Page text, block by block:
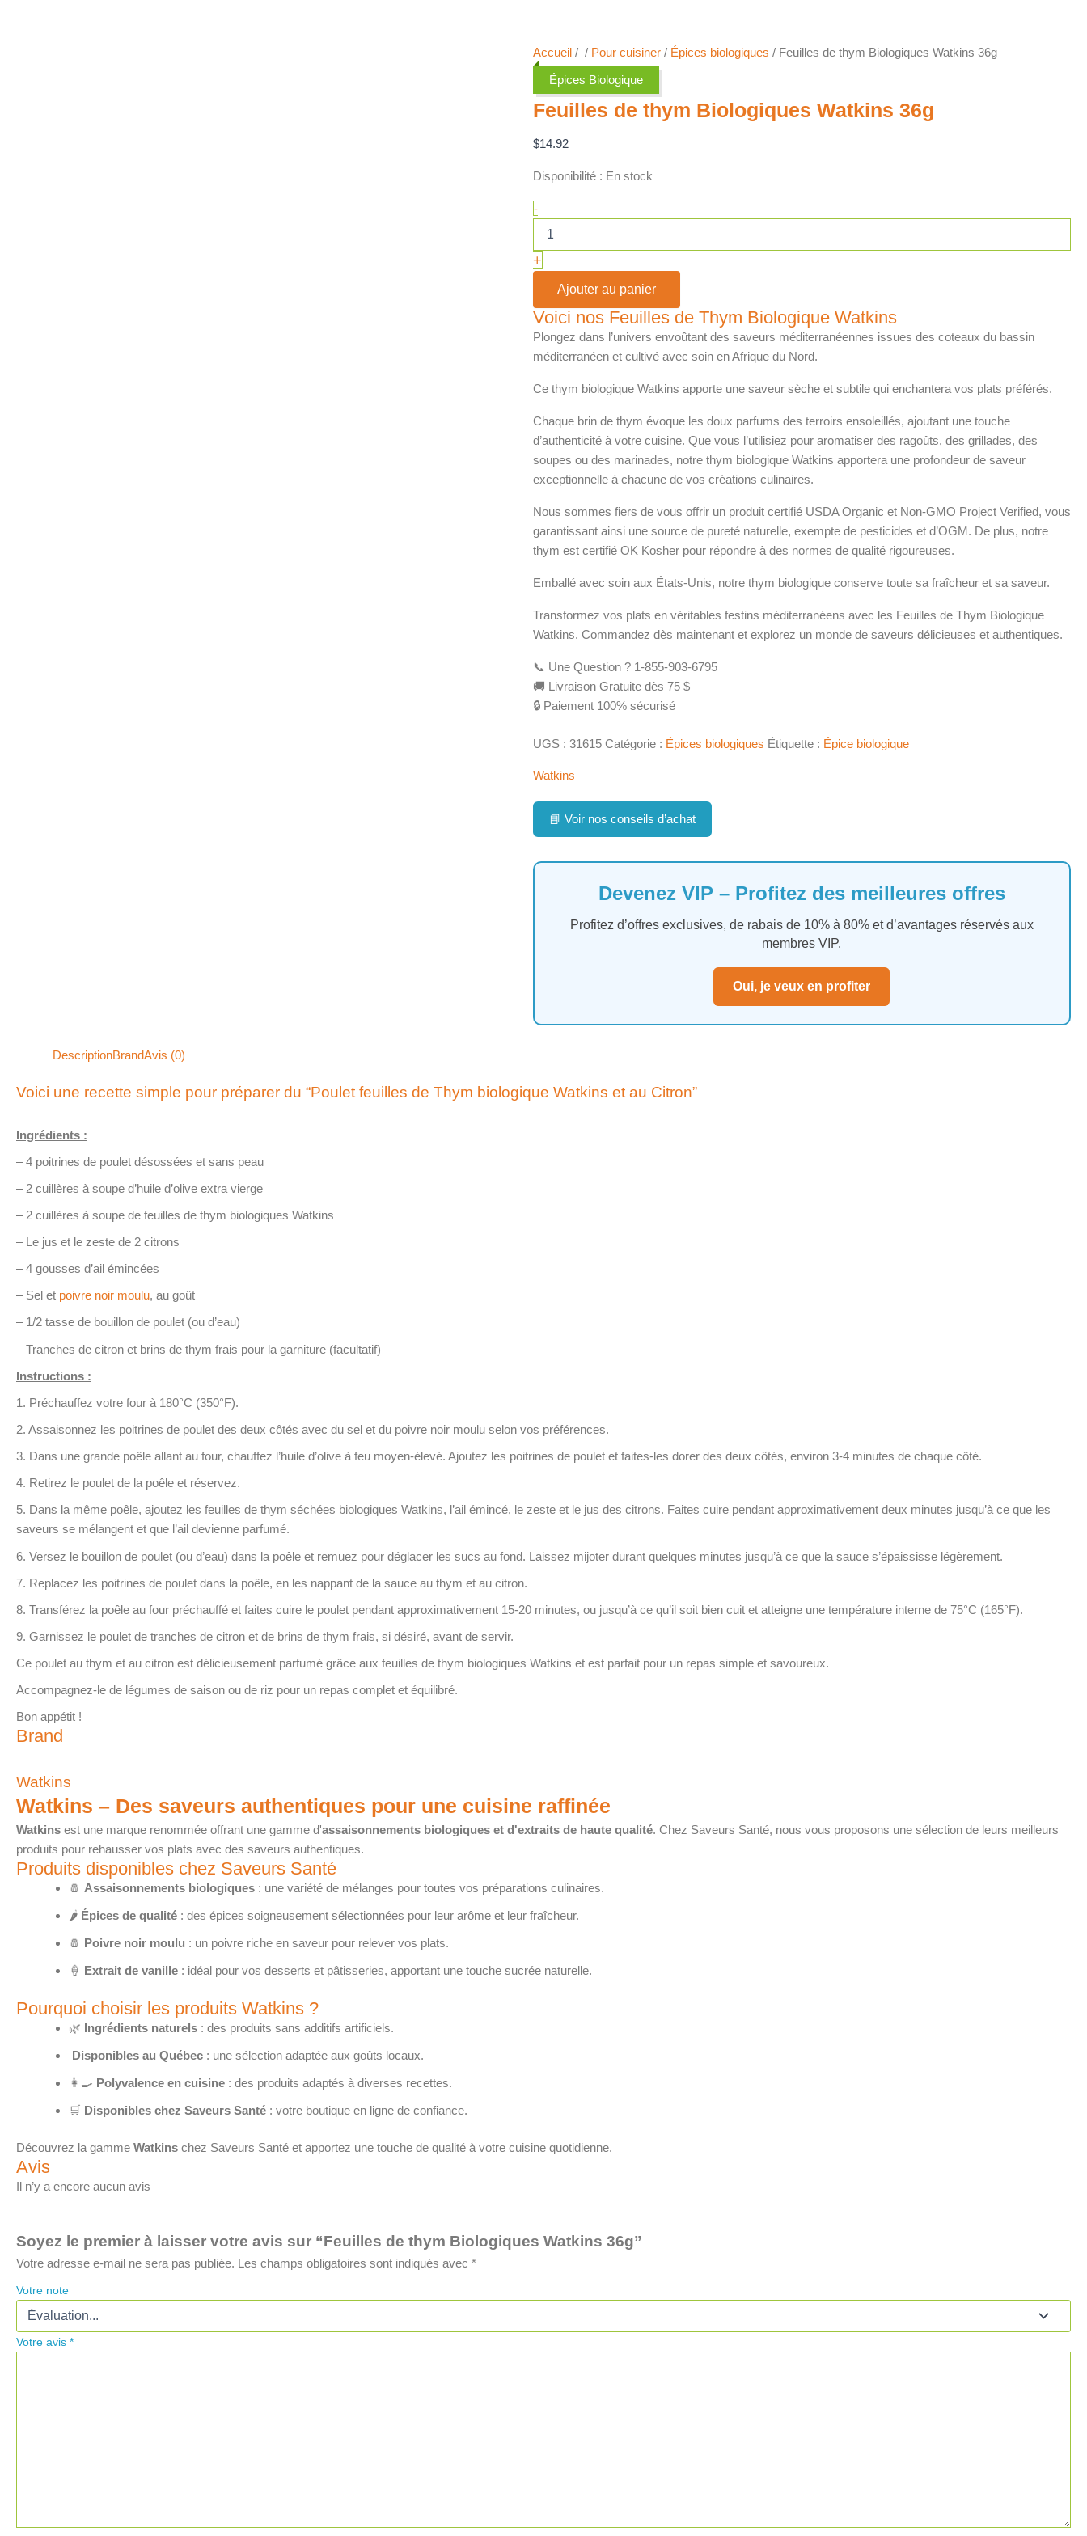
Accueil/ / Pour cuisiner/ Épices biologiques / Feuilles de thym Biologiques Watkins 36g
Épices Biologique
Feuilles de thym Biologiques Watkins 36g
$14.92
Disponibilité : En stock
-
+
Ajouter au panier
Voici nos Feuilles de Thym Biologique Watkins
Plongez dans l’univers envoûtant des saveurs méditerranéennes issues des coteaux du bassin
méditerranéen et cultivé avec soin en Afrique du Nord.
Ce thym biologique Watkins apporte une saveur sèche et subtile qui enchantera vos plats préférés.
Chaque brin de thym évoque les doux parfums des terroirs ensoleillés, ajoutant une touche
d’authenticité à votre cuisine. Que vous l’utilisiez pour aromatiser des ragoûts, des grillades, des
soupes ou des marinades, notre thym biologique Watkins apportera une profondeur de saveur
exceptionnelle à chacune de vos créations culinaires.
Nous sommes fiers de vous offrir un produit certifié USDA Organic et Non-GMO Project Verified, vous
garantissant ainsi une source de pureté naturelle, exempte de pesticides et d’OGM. De plus, notre
thym est certifié OK Kosher pour répondre à des normes de qualité rigoureuses.
Emballé avec soin aux États-Unis, notre thym biologique conserve toute sa fraîcheur et sa saveur.
Transformez vos plats en véritables festins méditerranéens avec les Feuilles de Thym Biologique
Watkins. Commandez dès maintenant et explorez un monde de saveurs délicieuses et authentiques.
📞 Une Question ? 1-855-903-6795
🚚 Livraison Gratuite dès 75 $
🔒 Paiement 100% sécurisé
UGS : 31615 Catégorie : Épices biologiques Étiquette : Épice biologique
Watkins
📘 Voir nos conseils d’achat
Devenez VIP – Profitez des meilleures offres
Profitez d’offres exclusives, de rabais de 10% à 80% et d’avantages réservés aux
membres VIP.
Oui, je veux en profiter
DescriptionBrandAvis (0)
Voici une recette simple pour préparer du “Poulet feuilles de Thym biologique Watkins et au Citron”
Ingrédients :
– 4 poitrines de poulet désossées et sans peau
– 2 cuillères à soupe d’huile d’olive extra vierge
– 2 cuillères à soupe de feuilles de thym biologiques Watkins
– Le jus et le zeste de 2 citrons
– 4 gousses d’ail émincées
– Sel et poivre noir moulu, au goût
– 1/2 tasse de bouillon de poulet (ou d’eau)
– Tranches de citron et brins de thym frais pour la garniture (facultatif)
Instructions :
1. Préchauffez votre four à 180°C (350°F).
2. Assaisonnez les poitrines de poulet des deux côtés avec du sel et du poivre noir moulu selon vos préférences.
3. Dans une grande poêle allant au four, chauffez l’huile d’olive à feu moyen-élevé. Ajoutez les poitrines de poulet et faites-les dorer des deux côtés, environ 3-4 minutes de chaque côté.
4. Retirez le poulet de la poêle et réservez.
5. Dans la même poêle, ajoutez les feuilles de thym séchées biologiques Watkins, l’ail émincé, le zeste et le jus des citrons. Faites cuire pendant approximativement deux minutes jusqu’à ce que les
saveurs se mélangent et que l’ail devienne parfumé.
6. Versez le bouillon de poulet (ou d’eau) dans la poêle et remuez pour déglacer les sucs au fond. Laissez mijoter durant quelques minutes jusqu’à ce que la sauce s’épaississe légèrement.
7. Replacez les poitrines de poulet dans la poêle, en les nappant de la sauce au thym et au citron.
8. Transférez la poêle au four préchauffé et faites cuire le poulet pendant approximativement 15-20 minutes, ou jusqu’à ce qu’il soit bien cuit et atteigne une température interne de 75°C (165°F).
9. Garnissez le poulet de tranches de citron et de brins de thym frais, si désiré, avant de servir.
Ce poulet au thym et au citron est délicieusement parfumé grâce aux feuilles de thym biologiques Watkins et est parfait pour un repas simple et savoureux.
Accompagnez-le de légumes de saison ou de riz pour un repas complet et équilibré.
Bon appétit !
Brand
Watkins
Watkins – Des saveurs authentiques pour une cuisine raffinée
Watkins est une marque renommée offrant une gamme d'assaisonnements biologiques et d'extraits de haute qualité. Chez Saveurs Santé, nous vous proposons une sélection de leurs meilleurs
produits pour rehausser vos plats avec des saveurs authentiques.
Produits disponibles chez Saveurs Santé
🧂 Assaisonnements biologiques : une variété de mélanges pour toutes vos préparations culinaires.
🌶️ Épices de qualité : des épices soigneusement sélectionnées pour leur arôme et leur fraîcheur.
🧂 Poivre noir moulu : un poivre riche en saveur pour relever vos plats.
🍦 Extrait de vanille : idéal pour vos desserts et pâtisseries, apportant une touche sucrée naturelle.
Pourquoi choisir les produits Watkins ?
🌿 Ingrédients naturels : des produits sans additifs artificiels.
Disponibles au Québec : une sélection adaptée aux goûts locaux.
👩‍🍳 Polyvalence en cuisine : des produits adaptés à diverses recettes.
🛒 Disponibles chez Saveurs Santé : votre boutique en ligne de confiance.
Découvrez la gamme Watkins chez Saveurs Santé et apportez une touche de qualité à votre cuisine quotidienne.
Avis
Il n’y a encore aucun avis
Soyez le premier à laisser votre avis sur “Feuilles de thym Biologiques Watkins 36g”
Votre adresse e-mail ne sera pas publiée. Les champs obligatoires sont indiqués avec *
Votre note
Votre avis *